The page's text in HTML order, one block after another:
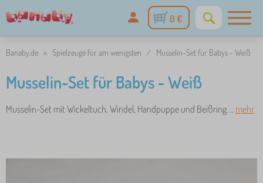
0 €
Banaby.de » Spielzeuge für am wenigsten / Musselin-Set für Babys - Weiß
Musselin-Set für Babys - Weiß
Musselin-Set mit Wickeltuch, Windel, Handpuppe und Beißring. .. mehr